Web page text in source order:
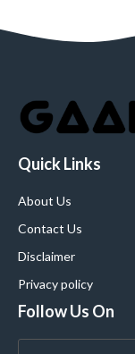
Quick Links
About Us
Contact Us
Disclaimer
Privacy policy
Follow Us On